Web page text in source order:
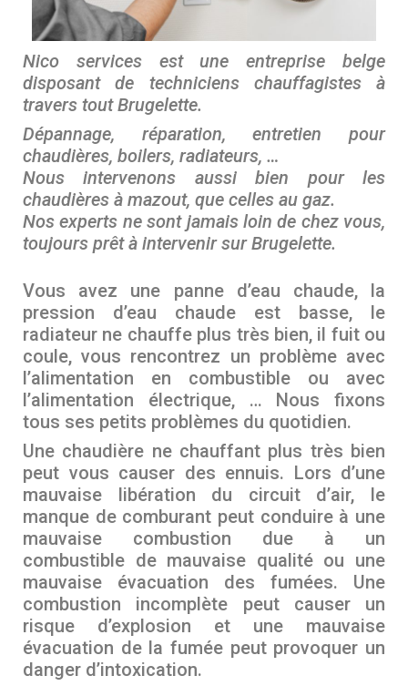
Nico services est une entreprise belge
disposant de techniciens chauffagistes à
travers tout Brugelette.
Dépannage, réparation, entretien pour
chaudières, boilers, radiateurs, …
Nous intervenons aussi bien pour les
chaudières à mazout, que celles au gaz.
Nos experts ne sont jamais loin de chez vous,
toujours prêt à intervenir surBrugelette.
Vous avez une panne d’eau chaude, la
pression d’eau chaude est basse, le
radiateur ne chauffe plus très bien, il fuit ou
coule, vous rencontrez un problème avec
l’alimentation en combustible ou avec
l’alimentation électrique, … Nous fixons
tous ses petits problèmes du quotidien.
Une chaudière ne chauffant plus très bien
peut vous causer des ennuis. Lors d’une
mauvaise libération du circuit d’air, le
manque de comburant peut conduire à une
mauvaise combustion due à un
combustible de mauvaise qualité ou une
mauvaise évacuation des fumées. Une
combustion incomplète peut causer un
risque d’explosion et une mauvaise
évacuation de la fumée peut provoquer un
danger d’intoxication.